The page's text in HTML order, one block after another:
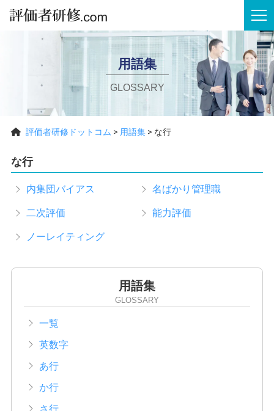
用語集
GLOSSARY
評価者研修ドットコム > 用語集> な行
な行
内集団バイアス 名ばかり管理職
二次評価 能力評価
ノーレイティング
用語集
GLOSSARY
一覧
英数字
あ行
か行